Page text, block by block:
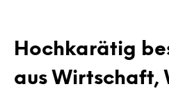
Hochkarätig
aus Wirtschaft,